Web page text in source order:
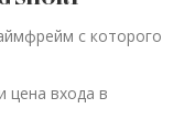
с которого
цена входа в